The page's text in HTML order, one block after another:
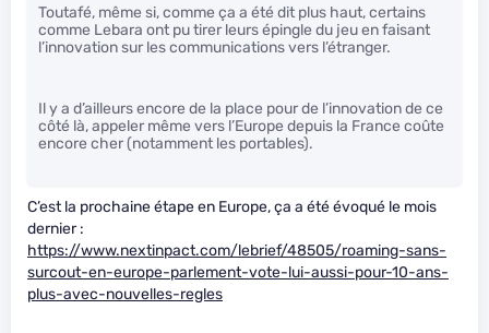
Toutafé, même si, comme ça a été dit plus haut, certains
comme Lebara ont pu tirer leurs épingle du jeu en faisant
l’innovation sur les communications vers l’étranger.
Il y a d’ailleurs encore de la place pour de l’innovation de ce
côté là, appeler même vers l’Europe depuis la France coûte
encore cher (notamment les portables).
C’est la prochaine étape en Europe, ça a été évoqué le mois
dernier :
https://www.nextinpact.com/lebrief/48505/roaming-sans-
surcout-en-europe-parlement-vote-lui-aussi-pour-10-ans-
plus-avec-nouvelles-regles